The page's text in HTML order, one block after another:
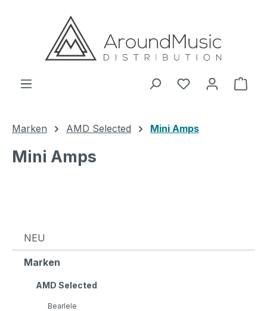
Zum Hauptinhalt springen
Marken AMD Selected Mini Amps
Mini Amps
NEU
Marken
AMD Selected
Bearlele